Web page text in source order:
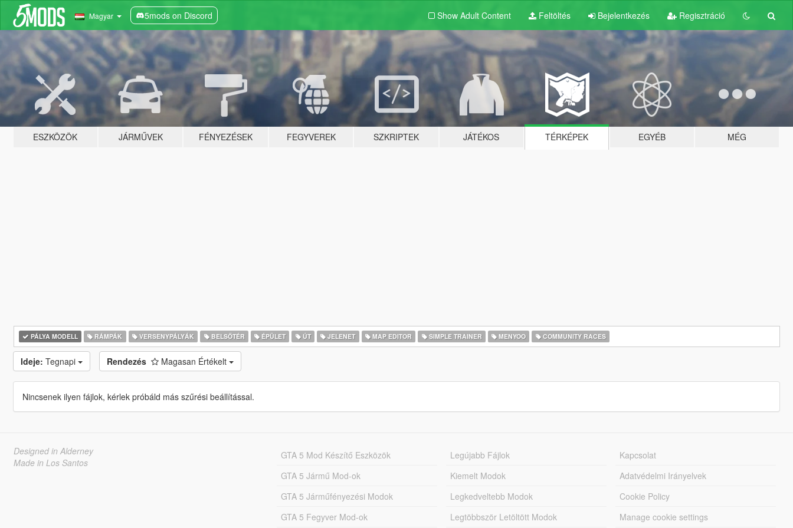
Magyar 5mods on Discord Show Adult Content Feltöltés Bejelentkezés Regisztráció
ESZKÖZÖK JÁRMŰVEK FÉNYEZÉSEK FEGYVEREK SZKRIPTEK JÁTÉKOS TÉRKÉPEK EGYÉB MÉG
PÁLYA MODELL RÁMPÁK VERSENYPÁLYÁK BELSŐTÉR ÉPÜLET ÚT JELENET MAP EDITOR SIMPLE TRAINER MENYOO COMMUNITY RACES
Ideje: Tegnapi Rendezés Magasan Értékelt
Nincsenek ilyen fájlok, kérlek próbáld más szűrési beállítással.
Designed in Alderney
Made in Los Santos
GTA 5 Mod Készítő Eszközök
GTA 5 Jármű Mod-ok
GTA 5 Járműfényezési Modok
GTA 5 Fegyver Mod-ok
Legújabb Fájlok
Kiemelt Modok
Legkedveltebb Modok
Legtöbbször Letöltött Modok
Kapcsolat
Adatvédelmi Irányelvek
Cookie Policy
Manage cookie settings